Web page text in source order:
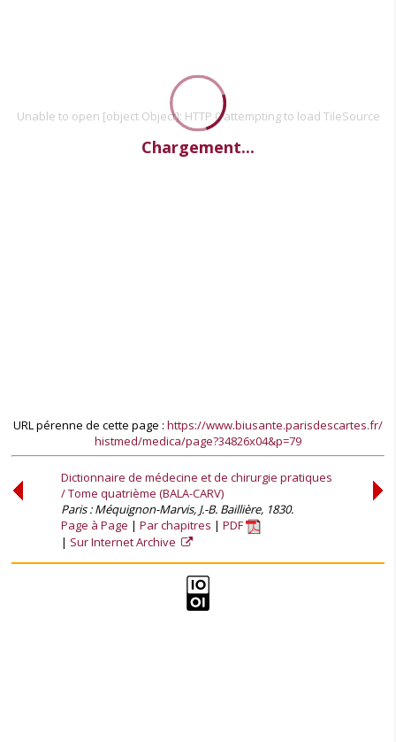
Unable to open [object Object]: HTTP 0 attempting to load TileSource
Chargement...
URL pérenne de cette page : https://www.biusante.parisdescartes.fr/
histmed/medica/page?34826x04&p=79
Dictionnaire de médecine et de chirurgie pratiques
/ Tome quatrième (BALA-CARV)
Paris : Méquignon-Marvis, J.-B. Baillière, 1830.
Page à Page
Par chapitres
PDF
Sur Internet Archive